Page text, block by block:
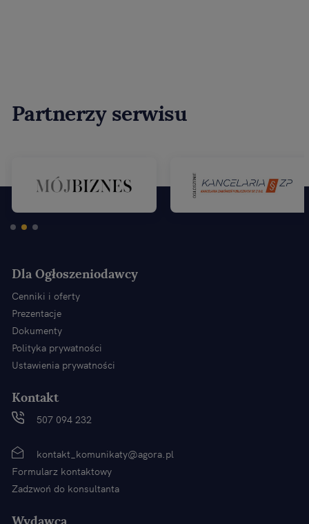
Partnerzy serwisu
Dla Ogłoszeniodawcy
Cenniki i oferty
Prezentacje
Dokumenty
Polityka prywatności
Ustawienia prywatności
Kontakt
507 094 232
kontakt_komunikaty@agora.pl
Formularz kontaktowy
Zadzwoń do konsultanta